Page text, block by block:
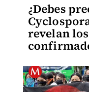
¿Debes
revelan